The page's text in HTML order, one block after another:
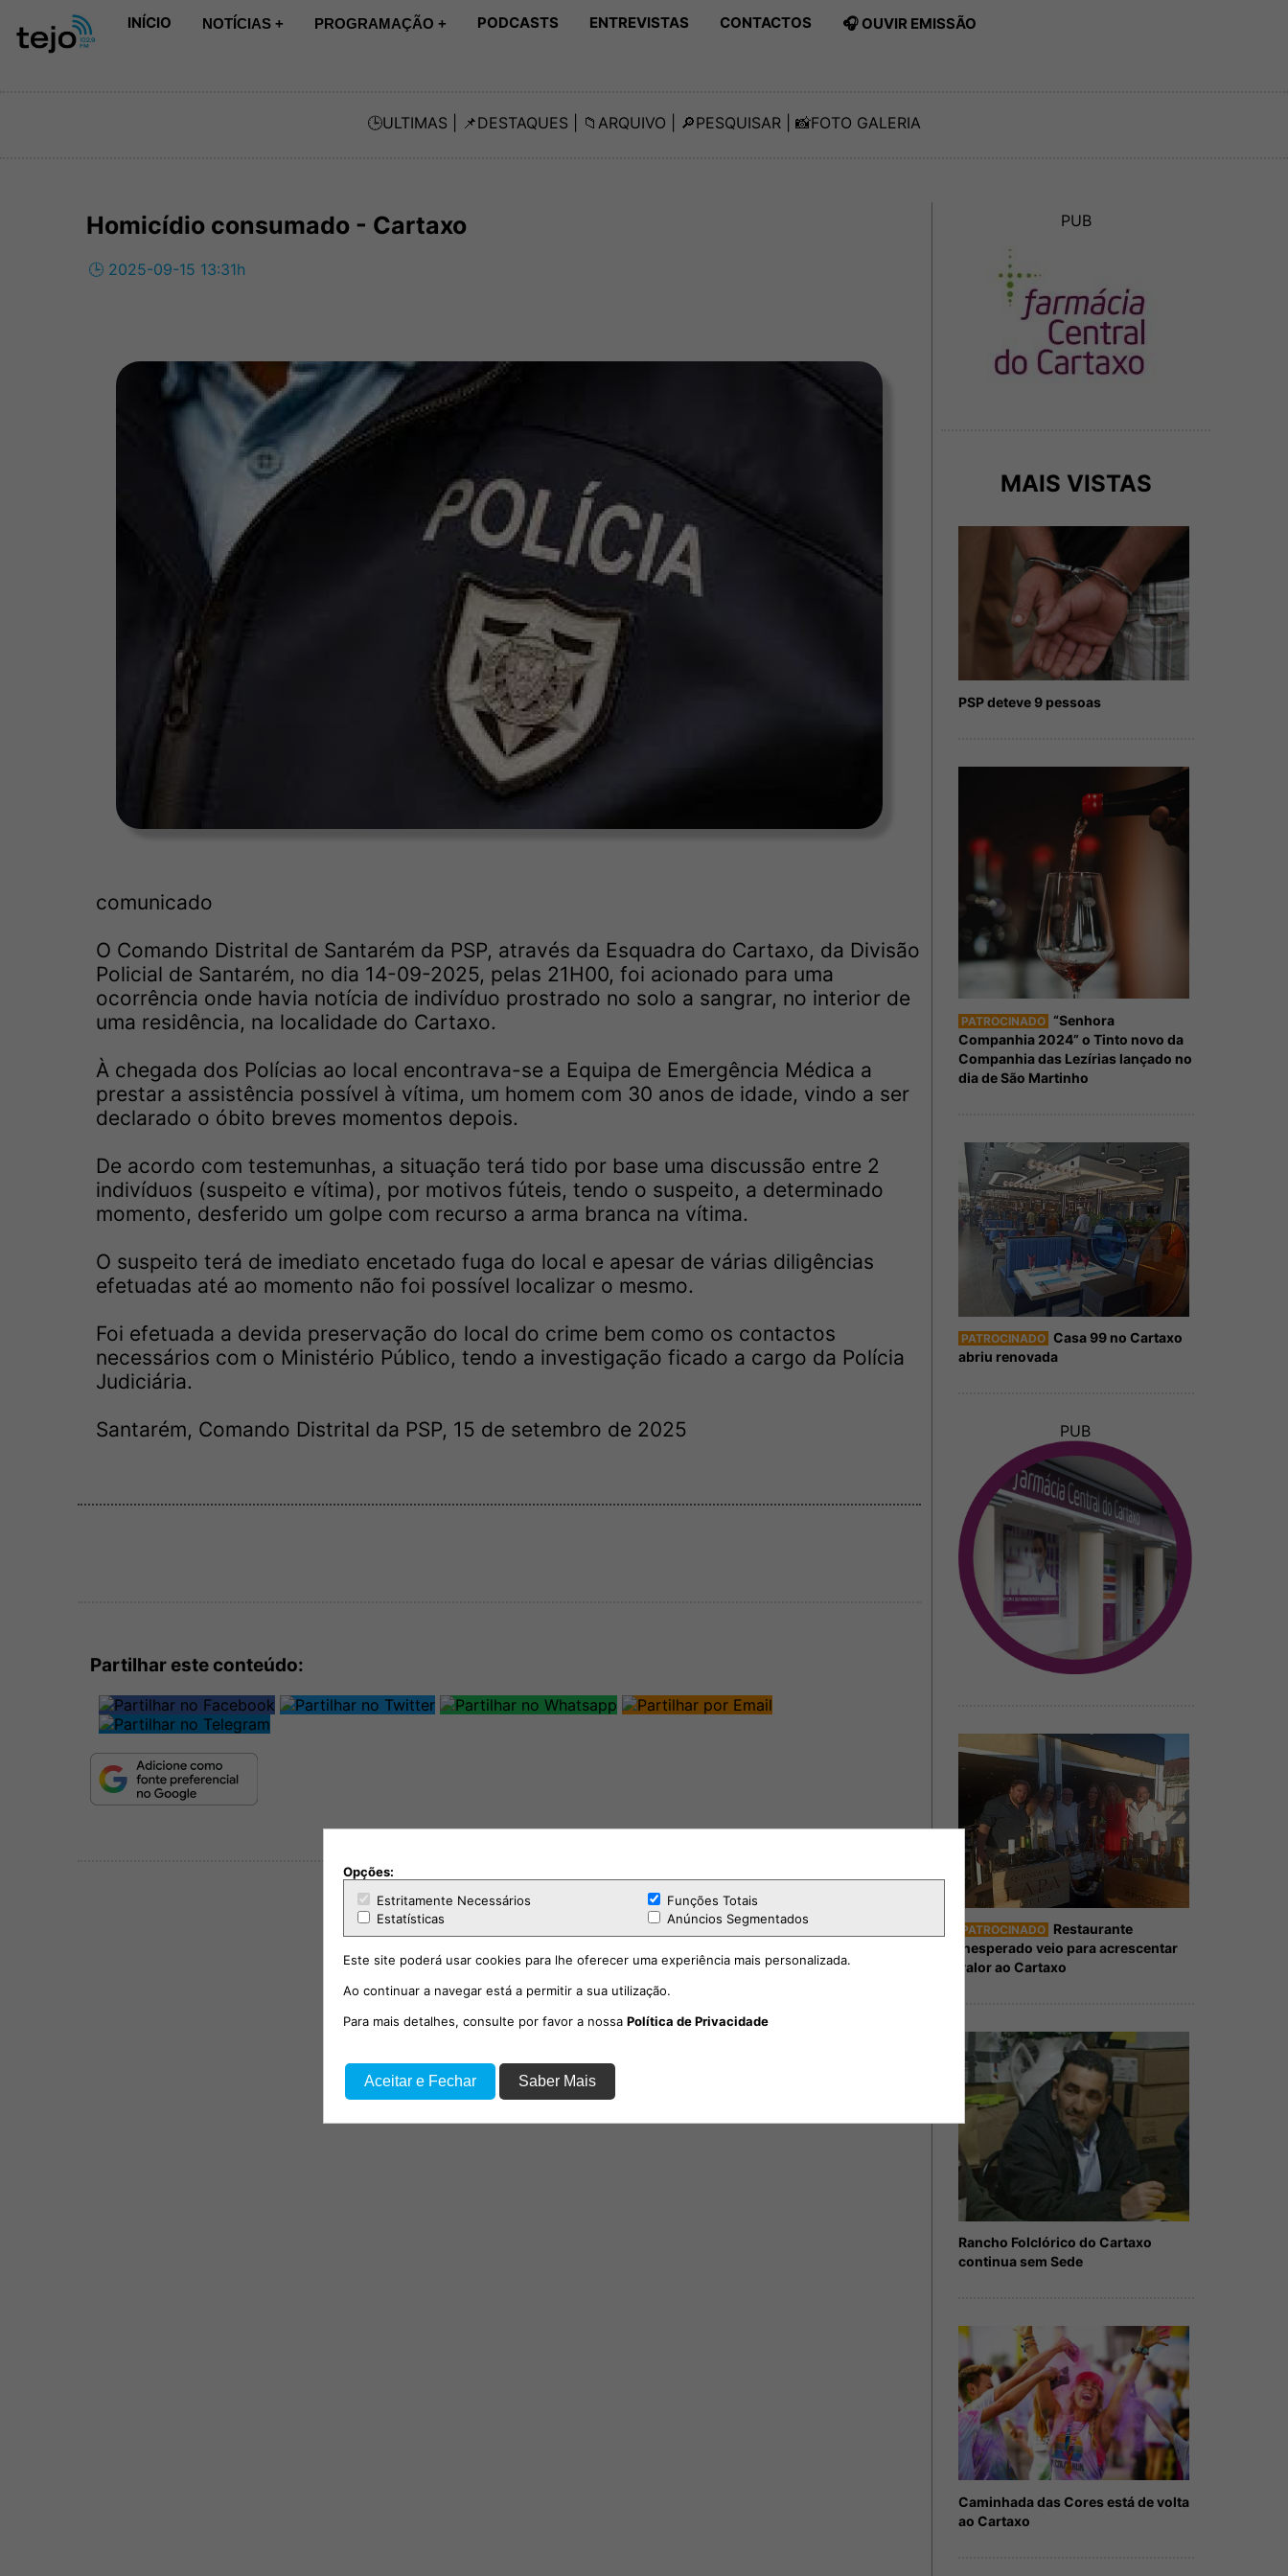
INÍCIO NOTÍCIAS + PROGRAMAÇÃO + PODCASTS ENTREVISTAS CONTACTOS 🎧 OUVIR EMISSÃO
🕒ULTIMAS | 📌DESTAQUES | 📁 ARQUIVO | 🔎PESQUISAR | 📸FOTO GALERIA
Homicídio consumado - Cartaxo
🕒 2025-09-15 13:31h
comunicado
O Comando Distrital de Santarém da PSP, através da Esquadra do Cartaxo, da Divisão
Policial de Santarém, no dia 14-09-2025, pelas 21H00, foi acionado para uma
ocorrência onde havia notícia de indivíduo prostrado no solo a sangrar, no interior de
uma residência, na localidade do Cartaxo.
À chegada dos Polícias ao local encontrava-se a Equipa de Emergência Médica a
prestar a assistência possível à vítima, um homem com 30 anos de idade, vindo a ser
declarado o óbito breves momentos depois.
De acordo com testemunhas, a situação terá tido por base uma discussão entre 2
indivíduos (suspeito e vítima), por motivos fúteis, tendo o suspeito, a determinado
momento, desferido um golpe com recurso a arma branca na vítima.
O suspeito terá de imediato encetado fuga do local e apesar de várias diligências
efetuadas até ao momento não foi possível localizar o mesmo.
Foi efetuada a devida preservação do local do crime bem como os contactos
necessários com o Ministério Público, tendo a investigação ficado a cargo da Polícia
Judiciária.
Santarém, Comando Distrital da PSP, 15 de setembro de 2025
Partilhar este conteúdo:
PUB
MAIS VISTAS
PSP deteve 9 pessoas
PATROCINADO “Senhora
Companhia 2024” o Tinto novo da
Companhia das Lezírias lançado no
dia de São Martinho
PATROCINADO Casa 99 no Cartaxo
abriu renovada
PUB
PATROCINADO Restaurante
Inesperado veio para acrescentar
valor ao Cartaxo
Rancho Folclórico do Cartaxo
continua sem Sede
Caminhada das Cores está de volta
ao Cartaxo
Opções:
Estritamente Necessários
Funções Totais
Estatísticas
Anúncios Segmentados
Este site poderá usar cookies para lhe oferecer uma experiência mais personalizada.
Ao continuar a navegar está a permitir a sua utilização.
Para mais detalhes, consulte por favor a nossa Política de Privacidade
Aceitar e Fechar Saber Mais